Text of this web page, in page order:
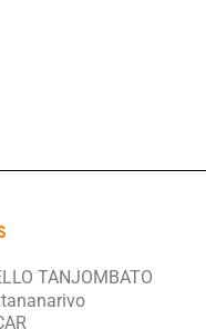
TANJOMBATO